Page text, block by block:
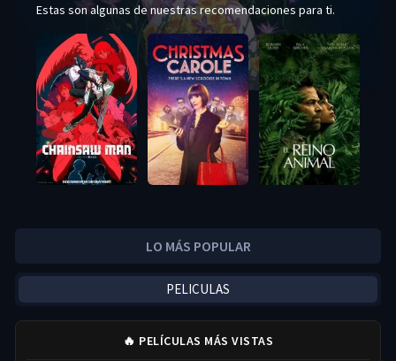
Estas son algunas de nuestras recomendaciones para ti.
LO MÁS POPULAR
PELICULAS
🔥 PELÍCULAS MÁS VISTAS